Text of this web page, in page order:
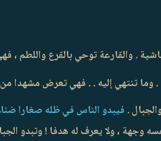
. والقارعة توحي بالقرع واللطم ،
. وما تنتهي إليه . . فهي تعرض مشهدا
. فيبدو الناس في ظله صغارا
وجهة ، ولا يعرف له هدفا ! وتبدو